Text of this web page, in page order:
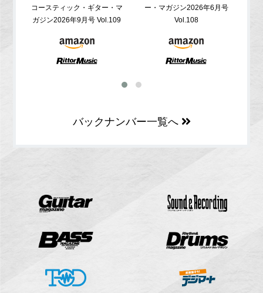
コースティック・ギター・マ
ガジン2026年9月号 Vol.109
ー・マガジン2026年6月号
Vol.108
バックナンバー一覧へ